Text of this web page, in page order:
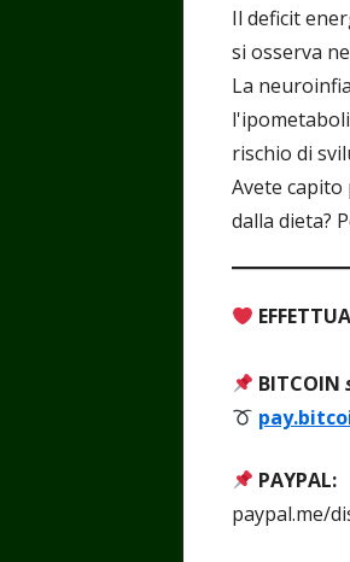
Il deficit
si osserva
La
rischio di
Avete
dalla dieta?
BITCOIN
PAYPAL:
paypal.me/